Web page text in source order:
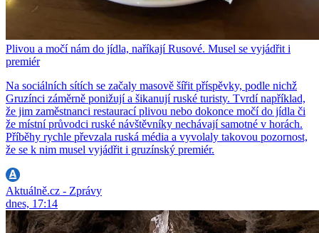
Plivou a močí nám do jídla, naříkají Rusové. Musel se vyjádřit i
premiér
Na sociálních sítích se začaly masově šířit příspěvky, podle nichž
Gruzínci záměrně ponižují a šikanují ruské turisty. Tvrdí například,
že jim zaměstnanci restaurací plivou nebo dokonce močí do jídla či
že místní průvodci ruské návštěvníky nechávají samotné v horách.
Příběhy rychle převzala ruská média a vyvolaly takovou pozornost,
že se k nim musel vyjádřit i gruzínský premiér.
Aktuálně.cz - Zprávy
dnes, 17:14